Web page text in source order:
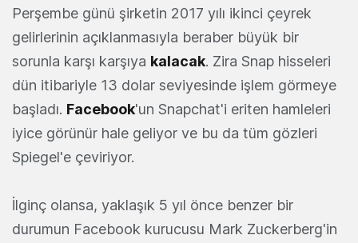
Perşembe günü şirketin 2017 yılı ikinci çeyrek
gelirlerinin açıklanmasıyla beraber büyük bir
sorunla karşı karşıya kalacak. Zira Snap hisseleri
dün itibariyle 13 dolar seviyesinde işlem görmeye
başladı. Facebook'un Snapchat'i eriten hamleleri
iyice görünür hale geliyor ve bu da tüm gözleri
Spiegel'e çeviriyor.
İlginç olansa, yaklaşık 5 yıl önce benzer bir
durumun Facebook kurucusu Mark Zuckerberg'in